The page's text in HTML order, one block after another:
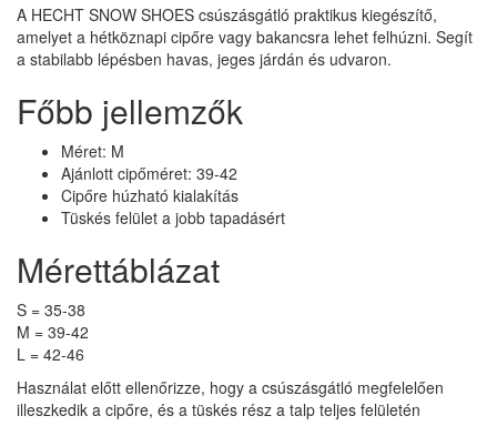
A HECHT SNOW SHOES csúszásgátló praktikus kiegészítő,
amelyet a hétköznapi cipőre vagy bakancsra lehet felhúzni. Segít
a stabilabb lépésben havas, jeges járdán és udvaron.
Főbb jellemzők
Méret: M
Ajánlott cipőméret: 39-42
Cipőre húzható kialakítás
Tüskés felület a jobb tapadásért
Mérettáblázat
S = 35-38
M = 39-42
L = 42-46
Használat előtt ellenőrizze, hogy a csúszásgátló megfelelően
illeszkedik a cipőre, és a tüskés rész a talp teljes felületén